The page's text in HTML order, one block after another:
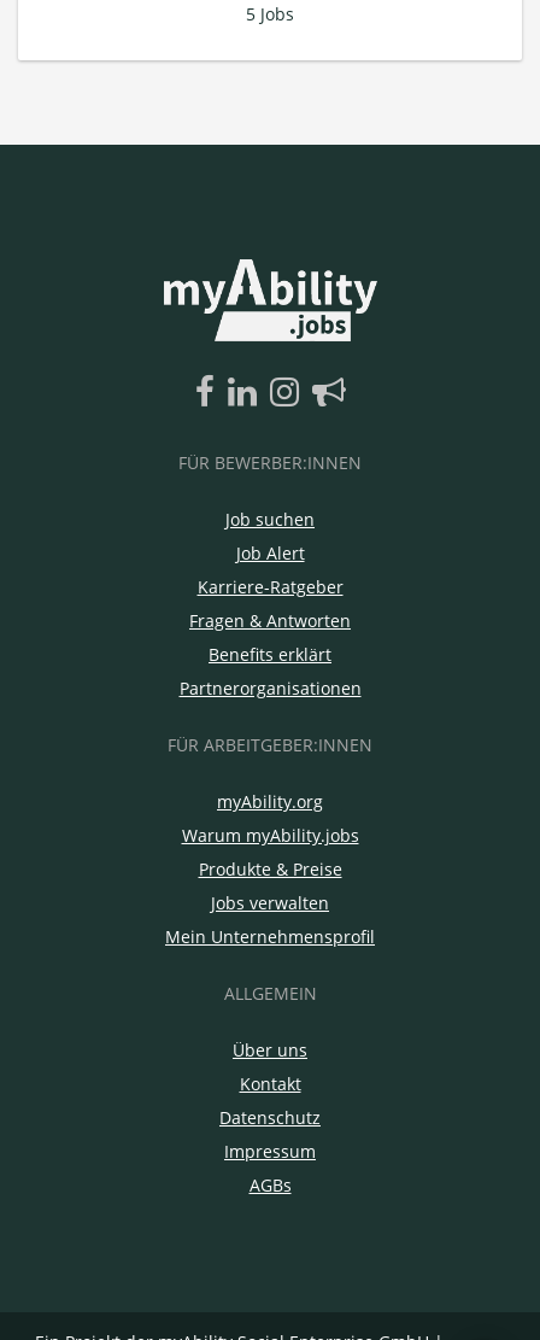
5 Jobs
FÜR BEWERBER:INNEN
Job suchen
Job Alert
Karriere-Ratgeber
Fragen & Antworten
Benefits erklärt
Partnerorganisationen
FÜR ARBEITGEBER:INNEN
myAbility.org
Warum myAbility.jobs
Produkte & Preise
Jobs verwalten
Mein Unternehmensprofil
ALLGEMEIN
Über uns
Kontakt
Datenschutz
Impressum
AGBs